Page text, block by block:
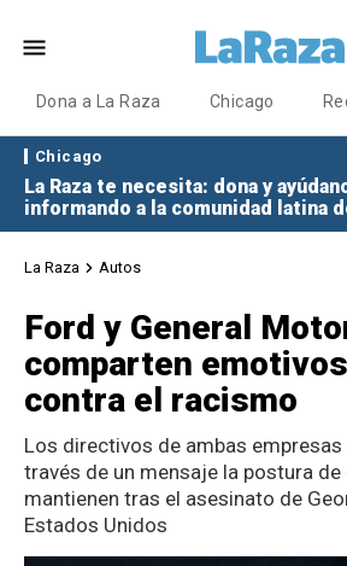
Dona a La Raza Chicago
Chicago
La Raza te necesita: dona y
informando a la comunidad latina
La Raza Autos
Ford y General
comparten
contra el racismo
Los directivos de ambas
través de un mensaje la postura
mantienen tras el asesinato de
Estados Unidos